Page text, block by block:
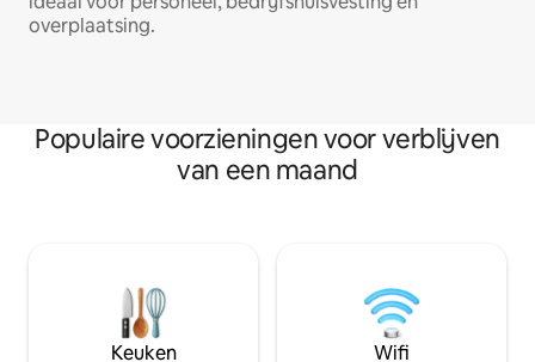
overplaatsing.
Populaire voorzieningen voor verblijven
van een maand
Keuken Wifi